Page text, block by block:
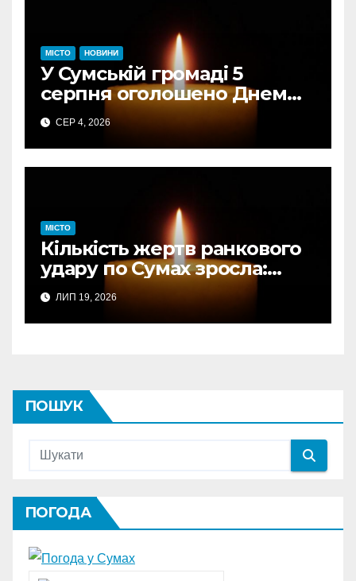
МІСТО НОВИНИ
У Сумській громаді 5
серпня оголошено Днем
жалоби за загиблими від
авіаудару
СЕР 4, 2026
МІСТО
Кількість жертв ранкового
удару по Сумах зросла:
підтверджено загибель
однієї людини
ЛИП 19, 2026
ПОШУК
ПОГОДА